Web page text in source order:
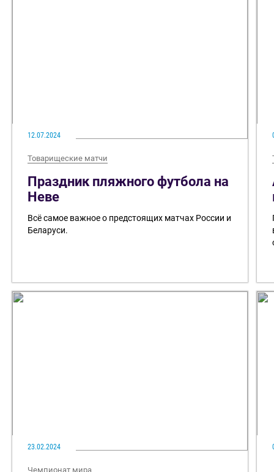
12.07.2024
Товарищеские матчи
Праздник пляжного футбола на
Неве
Всё самое важное о предстоящих матчах России и
Беларуси.
23.02.2024
Чемпионат мира